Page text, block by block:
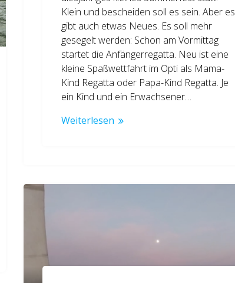
Klein und bescheiden soll es sein. Aber es
gibt auch etwas Neues. Es soll mehr
gesegelt werden: Schon am Vormittag
startet die Anfängerregatta. Neu ist eine
kleine Spaßwettfahrt im Opti als Mama-
Kind Regatta oder Papa-Kind Regatta. Je
ein Kind und ein Erwachsener…
Weiterlesen